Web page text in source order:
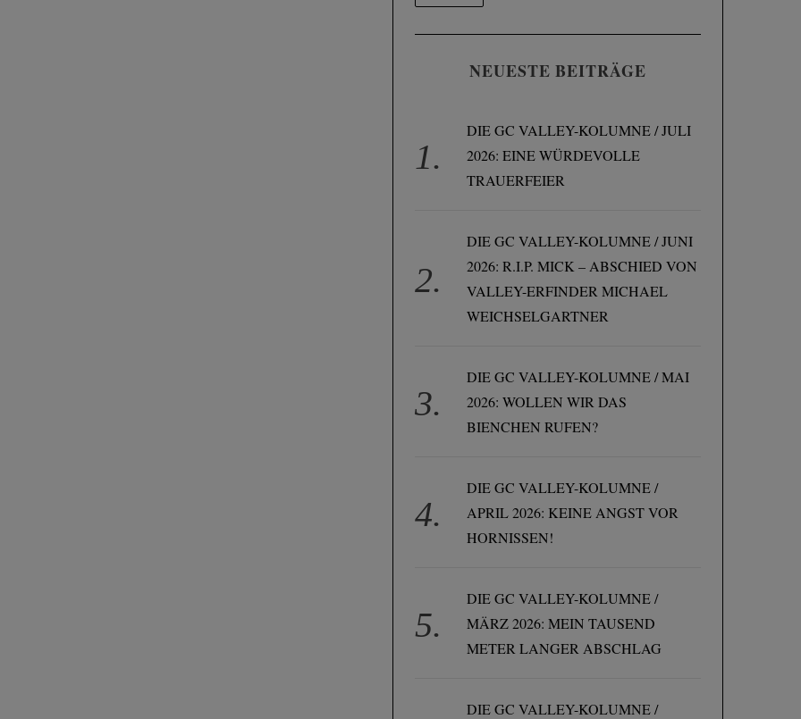
NEUESTE BEITRÄGE
DIE GC VALLEY-KOLUMNE / JULI
2026: EINE WÜRDEVOLLE
TRAUERFEIER
DIE GC VALLEY-KOLUMNE / JUNI
2026: R.I.P. MICK – ABSCHIED VON
VALLEY-ERFINDER MICHAEL
WEICHSELGARTNER
DIE GC VALLEY-KOLUMNE / MAI
2026: WOLLEN WIR DAS
BIENCHEN RUFEN?
DIE GC VALLEY-KOLUMNE /
APRIL 2026: KEINE ANGST VOR
HORNISSEN!
DIE GC VALLEY-KOLUMNE /
MÄRZ 2026: MEIN TAUSEND
METER LANGER ABSCHLAG
DIE GC VALLEY-KOLUMNE /